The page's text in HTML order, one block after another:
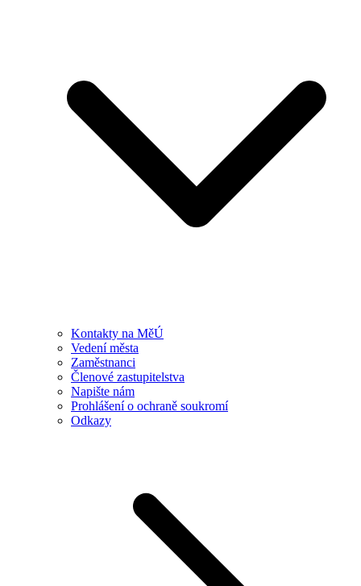
Kontakty na MěÚ
Vedení města
Zaměstnanci
Členové zastupitelstva
Napište nám
Prohlášení o ochraně soukromí
Odkazy